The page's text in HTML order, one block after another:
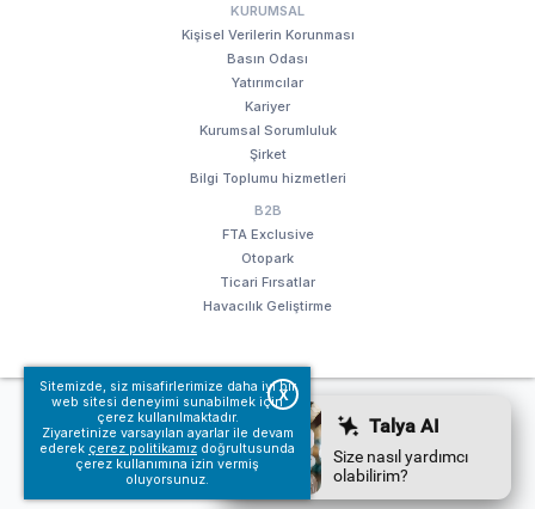
Sitemizde, siz misafirlerimize daha iyi bir
web sitesi deneyimi sunabilmek için
çerez kullanılmaktadır.
Ziyaretinize varsayılan ayarlar ile devam
ederek çerez politikamız doğrultusunda
çerez kullanımına izin vermiş
oluyorsunuz.
X
KURUMSAL
Kişisel Verilerin Korunması
Basın Odası
Yatırımcılar
Kariyer
Kurumsal Sorumluluk
Şirket
Bilgi Toplumu hizmetleri
B2B
FTA Exclusive
Otopark
Ticari Fırsatlar
Havacılık Geliştirme
© Fraport TAV Antalya Havalimanı, 2018. Tüm hakları saklıdır.
Kullanım koşullarımız
Bilgi Toplumu hizmetleri